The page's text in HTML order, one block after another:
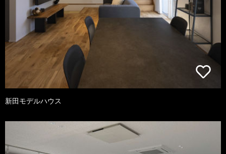
新田モデルハウス